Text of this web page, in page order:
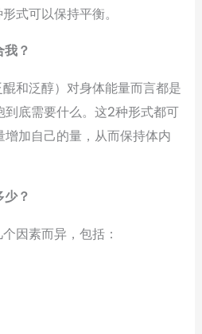
式可以保持平衡。
？
和泛醇）对身体能量而言都是
到底需要什么。这2种形式都可
加自己的量，从而保持体内
？
因素而异，包括：